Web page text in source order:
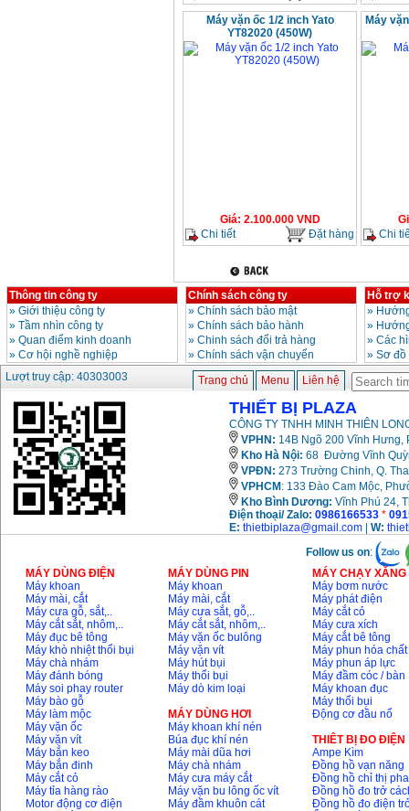
Máy vặn ốc 1/2 inch Yato
YT82020 (450W)
Giá: 2.100.000VND
Chi tiết
Đặt hàng
Máy
Chi
Thông tin công ty
» Giới thiệu công ty
» Tầm nhìn công ty
» Quan điểm kinh doanh
» Cơ hội nghề nghiệp
Chính sách công ty
» Chính sách bảo mật
» Chính sách bảo hành
» Chinh sách đổi trả hàng
» Chính sách vận chuyển
Hỗ trợ
»
»
» Các
» Sơ
Lượt truy cập: 40303003
Trang chủ Menu Liên hệ
THIẾT BỊ PLAZA
CÔNG TY TNHH MINH THIÊN
VPHN: 14B Ngõ 200 Vĩnh Hưng,
Kho Hà Nội: 68 Đường Vĩnh
VPĐN: 273 Trường Chinh, Q.
VPHCM : 133 Đào Cam Mộc,
Kho Bình Dương: Vĩnh Phú 24,
Điện thoại/ Zalo: 0986166533 *
E: thietbiplaza@gmail.com W:
Follow us on:
MÁY DÙNG ĐIỆN
Máy khoan
Máy mài, cắt
Máy cưa gỗ, sắt,..
Máy cắt sắt, nhôm,..
Máy đục bê tông
Máy khò nhiệt thổi bụi
Máy chà nhám
Máy đánh bóng
Máy soi phay router
Máy bào gỗ
Máy làm mộc
Máy vặn ốc
Máy vặn vít
Máy bắn keo
Máy bắn đinh
Máy cắt cỏ
Máy tỉa hàng rào
Motor động cơ điện
MÁY DÙNG PIN
Máy khoan
Máy mài, cắt
Máy cưa sắt, gỗ,..
Máy cắt sắt, nhôm,..
Máy vặn ốc bulông
Máy vặn vít
Máy hút bụi
Máy thổi bụi
Máy dò kim loại
MÁY DÙNG HƠI
Máy khoan khí nén
Búa đục khí nén
Máy mài dũa hơi
Máy chà nhám
Máy cưa máy cắt
Máy vặn bu lông ốc vít
Máy đầm khuôn cát
MÁY CHẠY
Máy bơm nước
Máy phát điện
Máy cắt cỏ
Máy cưa xích
Máy cắt bê tông
Máy phun hóa chất
Máy phun áp lực
Máy đầm cóc / bàn
Máy khoan đục
Máy thổi bụi
Động cơ đầu nổ
THIÊT BỊ ĐO ĐIỆN
Ampe Kìm
Đồng hồ vạn năng
Đồng hồ chỉ thị pha
Đồng hồ đo trở
Đồng hồ đo điện